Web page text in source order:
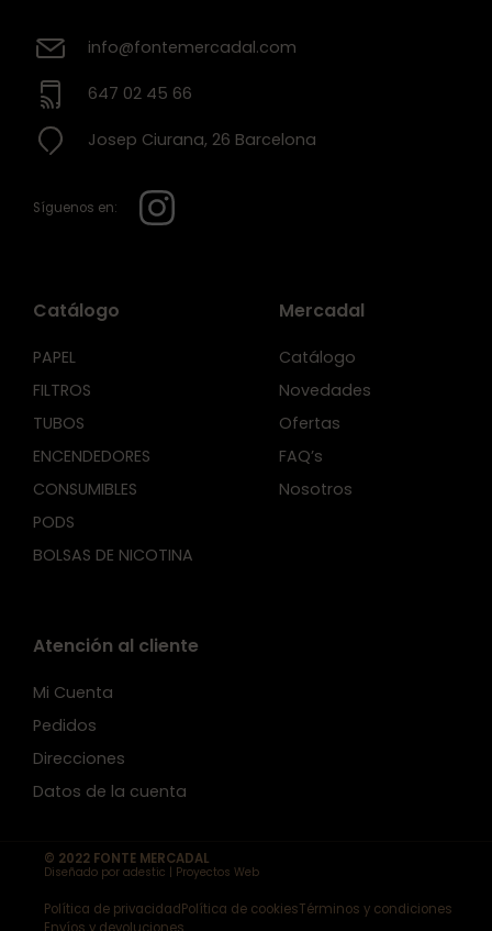
info@fontemercadal.com
647 02 45 66
Josep Ciurana, 26 Barcelona
Síguenos en:
Catálogo
PAPEL
FILTROS
TUBOS
ENCENDEDORES
CONSUMIBLES
PODS
BOLSAS DE NICOTINA
Mercadal
Catálogo
Novedades
Ofertas
FAQ’s
Nosotros
Atención al cliente
Mi Cuenta
Pedidos
Direcciones
Datos de la cuenta
© 2022 FONTE MERCADAL
Diseñado por adestic | Proyectos Web
Política de privacidadPolítica de cookiesTérminos y condiciones
Envíos y devoluciones